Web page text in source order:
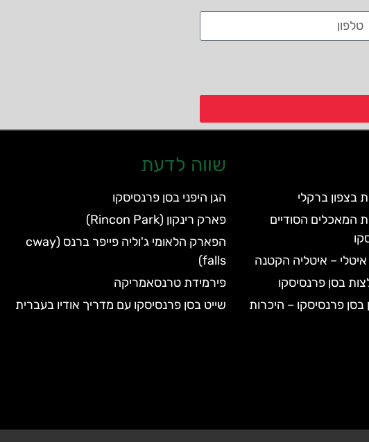
המאכלים הסודיים
איטלי – איטליה הקטנה
בסן פרנסיסקו
בסן פרנסיסקו – היכרות
שווה לדעת
הגן היפני בסן פרנסיסקו
פארק רינקון (Rincon Park)
הפארק הלאומי ג'וליה פייפר ברנס (cway
falls)
פירמידת טרנסאמריקה
שייט בסן פרנסיסקו עם מדריך אודיו בעברית